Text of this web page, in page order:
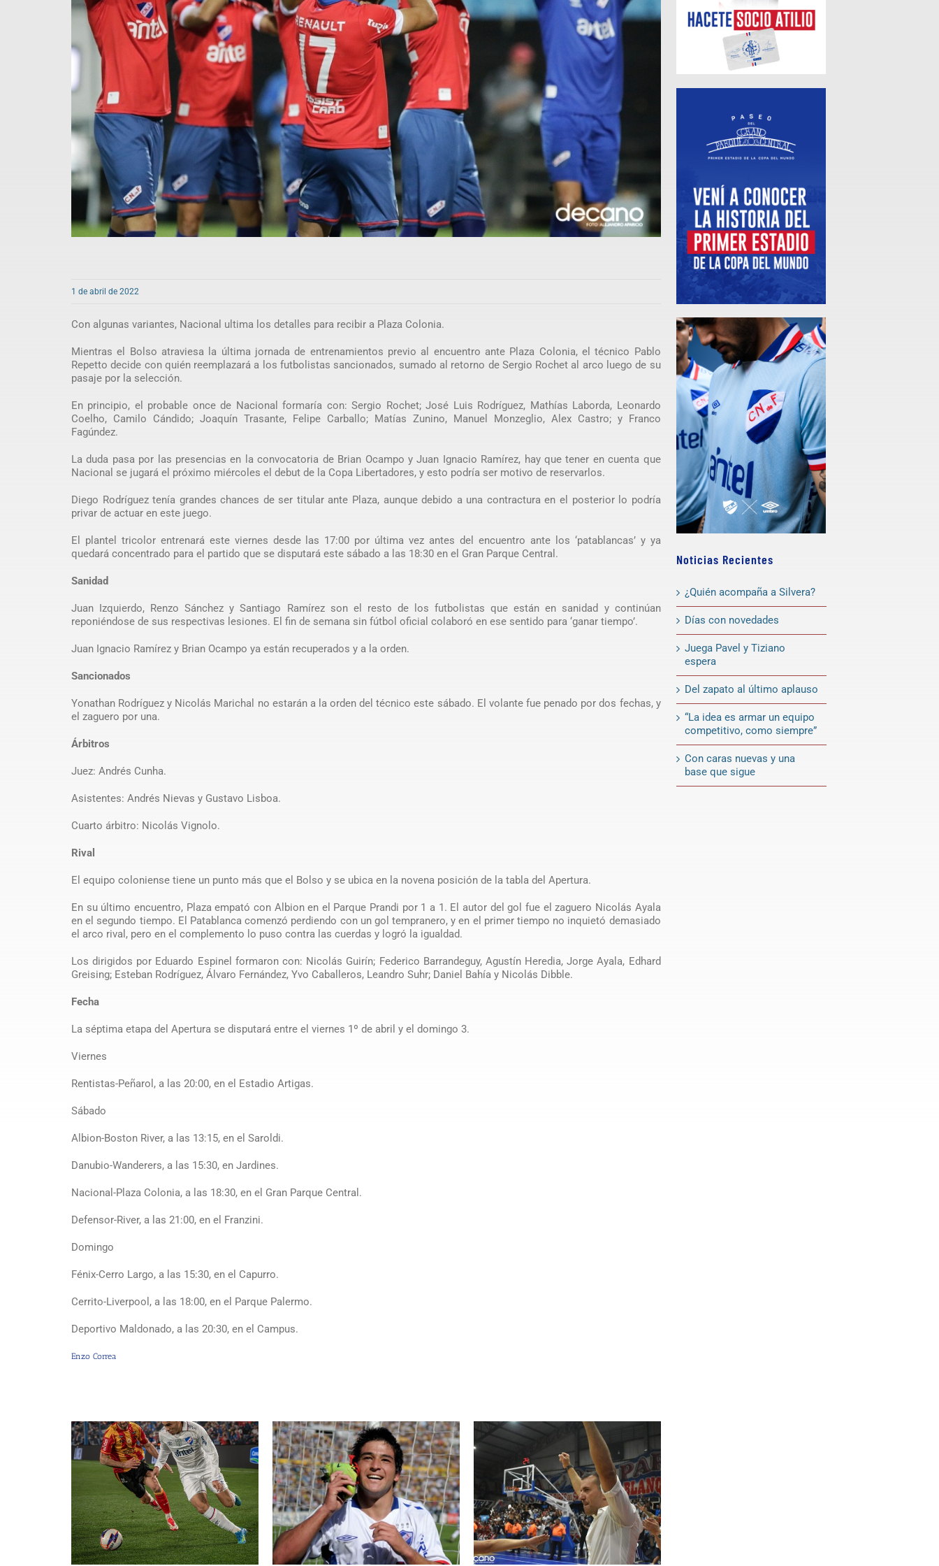
1 de abril de 2022
Con algunas variantes, Nacional ultima los detalles para recibir a Plaza Colonia.
Mientras el Bolso atraviesa la última jornada de entrenamientos previo al encuentro ante Plaza Colonia, el técnico Pablo
Repetto decide con quién reemplazará a los futbolistas sancionados, sumado al retorno de Sergio Rochet al arco luego de su
pasaje por la selección.
En principio, el probable once de Nacional formaría con: Sergio Rochet; José Luis Rodríguez, Mathías Laborda, Leonardo
Coelho, Camilo Cándido; Joaquín Trasante, Felipe Carballo; Matías Zunino, Manuel Monzeglio, Alex Castro; y Franco
Fagúndez.
La duda pasa por las presencias en la convocatoria de Brian Ocampo y Juan Ignacio Ramírez, hay que tener en cuenta que
Nacional se jugará el próximo miércoles el debut de la Copa Libertadores, y esto podría ser motivo de reservarlos.
Diego Rodríguez tenía grandes chances de ser titular ante Plaza, aunque debido a una contractura en el posterior lo podría
privar de actuar en este juego.
El plantel tricolor entrenará este viernes desde las 17:00 por última vez antes del encuentro ante los ‘patablancas’ y ya
quedará concentrado para el partido que se disputará este sábado a las 18:30 en el Gran Parque Central.
Sanidad
Juan Izquierdo, Renzo Sánchez y Santiago Ramírez son el resto de los futbolistas que están en sanidad y continúan
reponiéndose de sus respectivas lesiones. El fin de semana sin fútbol oficial colaboró en ese sentido para ‘ganar tiempo’.
Juan Ignacio Ramírez y Brian Ocampo ya están recuperados y a la orden.
Sancionados
Yonathan Rodríguez y Nicolás Marichal no estarán a la orden del técnico este sábado. El volante fue penado por dos fechas, y
el zaguero por una.
Árbitros
Juez: Andrés Cunha.
Asistentes: Andrés Nievas y Gustavo Lisboa.
Cuarto árbitro: Nicolás Vignolo.
Rival
El equipo coloniense tiene un punto más que el Bolso y se ubica en la novena posición de la tabla del Apertura.
En su último encuentro, Plaza empató con Albion en el Parque Prandi por 1 a 1. El autor del gol fue el zaguero Nicolás Ayala
en el segundo tiempo. El Patablanca comenzó perdiendo con un gol tempranero, y en el primer tiempo no inquietó demasiado
el arco rival, pero en el complemento lo puso contra las cuerdas y logró la igualdad.
Los dirigidos por Eduardo Espinel formaron con: Nicolás Guirín; Federico Barrandeguy, Agustín Heredia, Jorge Ayala, Edhard
Greising; Esteban Rodríguez, Álvaro Fernández, Yvo Caballeros, Leandro Suhr; Daniel Bahía y Nicolás Dibble.
Fecha
La séptima etapa del Apertura se disputará entre el viernes 1º de abril y el domingo 3.
Viernes
Rentistas-Peñarol, a las 20:00, en el Estadio Artigas.
Sábado
Albion-Boston River, a las 13:15, en el Saroldi.
Danubio-Wanderers, a las 15:30, en Jardines.
Nacional-Plaza Colonia, a las 18:30, en el Gran Parque Central.
Defensor-River, a las 21:00, en el Franzini.
Domingo
Fénix-Cerro Largo, a las 15:30, en el Capurro.
Cerrito-Liverpool, a las 18:00, en el Parque Palermo.
Deportivo Maldonado, a las 20:30, en el Campus.
Enzo Correa
Noticias Recientes
¿Quién acompaña a Silvera?
Días con novedades
Juega Pavel y Tiziano
espera
Del zapato al último aplauso
“La idea es armar un equipo
competitivo, como siempre”
Con caras nuevas y una
base que sigue